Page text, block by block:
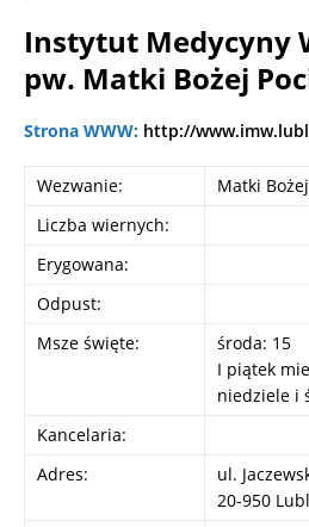
Instytut Medycyny
pw. Matki Bożej
Strona WWW: http://
Wezwanie:
Matki
Liczba wiernych:
Erygowana:
Odpust:
Msze święte:
środa: 15
I piątek
niedziele i
Kancelaria:
Adres:
ul.
20-950